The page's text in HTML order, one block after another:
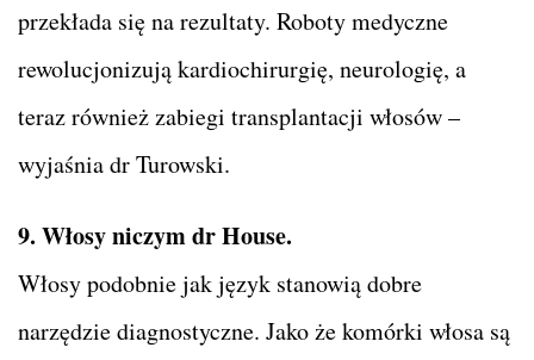
przekłada się na rezultaty. Roboty medyczne
rewolucjonizują kardiochirurgię, neurologię, a
teraz również zabiegi transplantacji włosów –
wyjaśnia dr Turowski.
9. Włosy niczym dr House.
Włosy podobnie jak język stanowią dobre
narzędzie diagnostyczne. Jako że komórki włosa są